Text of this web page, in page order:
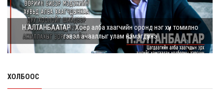
Э.Батшугар: Монгол Улс нэг эх үүсвэрээс буюу өндөр
чанартай эмийг, хямд үнээр худ...
8 сарын 05, 2026
Н.АЛТАНБААТАР : Хоёр алба хаагчийн оронд нэг хүн томилно
гэвэл ачааллыг улам нэмэгдүүлнэ
ХОЛБООС